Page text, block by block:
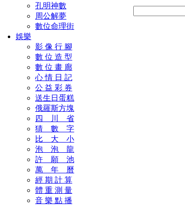
孔明神數
周公解夢
數位命理街
娛樂
影 像 行 腳
數 位 造 型
數 位 畫 廊
心 情 日 記
公 益 彩 券
送生日蛋糕
俄羅斯方塊
四 川 省
猜 數 字
比 大 小
泡 泡 龍
許 願 池
萬 年 曆
經 期 計 算
體 重 測 量
音 樂 點 播